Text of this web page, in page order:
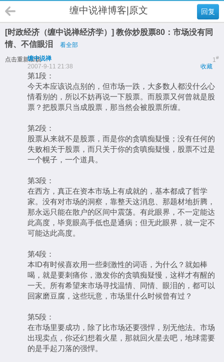
回复
缠中说禅博客|原文
[时政经济（缠中说禅经济学）] 教你炒股票80：市场没有同
情、不信眼泪
看全部
点击重新加载 1#
缠中说禅
收藏
2007-9-11 21:38
第1段：
今天本应该说点别的，但市场一跌，大多数人都没什么心
情看别的，所以不妨再说一下股票。而股票又何曾就是股
票？把股票只当成股票，那当然会被股票所缠。
第2段：
股票从来就不是股票，而是你的贪嗔痴疑慢；没有任何的
失败相关于股票，而只关于你的贪嗔痴疑慢，股票不过是
一个幌子，一个道具。
第3段：
在西方，真正在资本市场上有成就的，基本都成了哲学
家。没有对市场的洞察，靠整天这消息、那题材地折腾，
那永远只能在散户的区间中震荡。有此眼界，不一定能达
此高度，毕竟眼高手低也是通病；但无此眼界，就一定不
可能达此高度。
第4段：
本ID有时候喜欢用一些刺激性的词语，为什么？就如棒
喝，就是要刺痛你，激发你的贪嗔痴疑慢，这样才有醒的
一天。所有希望来市场寻找温情、同情、眼泪的，都可以
回家磨豆腐，这些玩意，市场里什么时候曾有过？
第5段：
在市场里要成功，除了比市场还要强悍，别无他法。市场
出现卖点，你还幻想着火星，那就回火星去吧，地球需要
的是手起刀落的强悍。